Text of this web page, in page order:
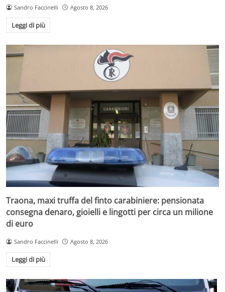
Sandro Faccinelli Agosto 8, 2026
Leggi di più
Traona, maxi truffa del finto carabiniere: pensionata
consegna denaro, gioielli e lingotti per circa un milione
di euro
Sandro Faccinelli Agosto 8, 2026
Leggi di più